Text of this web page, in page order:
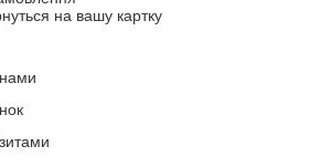
на вашу картку